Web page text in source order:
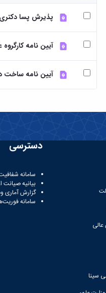
پذیرش پسا دکتری
آیین نامه
آیین نامه ساخت
سینا
دسترسی
سامانه
بیانیه صیانت
گزارش
سامانه